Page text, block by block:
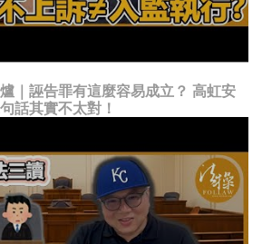
｜誣告罪有這麼容易成立？ 高虹安
話其實不太對！